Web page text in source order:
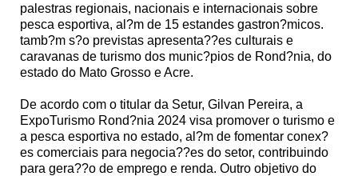
palestras regionais, nacionais e internacionais sobre
pesca esportiva, al?m de 15 estandes gastron?micos.
tamb?m s?o previstas apresenta??es culturais e
caravanas de turismo dos munic?pios de Rond?nia, do
estado do Mato Grosso e Acre.
De acordo com o titular da Setur, Gilvan Pereira, a
ExpoTurismo Rond?nia 2024 visa promover o turismo e
a pesca esportiva no estado, al?m de fomentar conex?
es comerciais para negocia??es do setor, contribuindo
para gera??o de emprego e renda. Outro objetivo do